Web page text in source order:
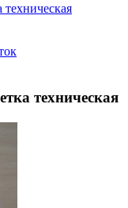
техническая